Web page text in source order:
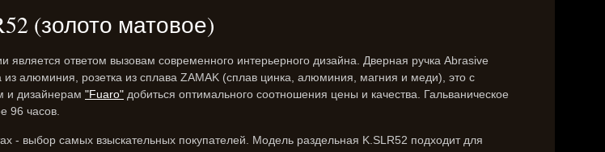
(золото матовое)
является ответом вызовам современного интерьерного дизайна. Дверная ручка Abrasive
из алюминия, розетка из сплава ZAMAK (сплав цинка, алюминия, магния и меди), это c
и дизайнерам "Fuaro" добиться оптимального соотношения цены и качества. Гальваническое
96 часов.
- выбор самых взыскательных покупателей. Модель раздельная K.SLR52 подходит для